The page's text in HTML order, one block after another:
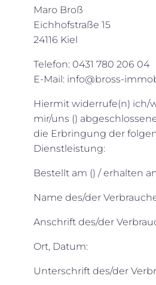
Maro Broß
Eichhofstraße 15
24116 Kiel
Telefon: 0431 780 206 04
E-Mail: info@bross-
Hiermit widerrufe(n) ich/
mir/uns ()
die Erbringung der
Dienstleistung:
Bestellt am () / erhalten
Name des/der
Anschrift des/der
Ort, Datum:
Unterschrift des/der